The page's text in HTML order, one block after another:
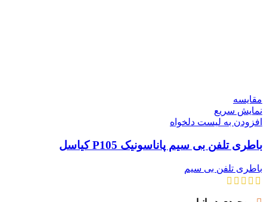
مقایسه
نمایش سریع
افزودن به لیست دلخواه
باطری تلفن بی سیم پاناسونیک P105 کیاسل
باطری تلفن بی سیم